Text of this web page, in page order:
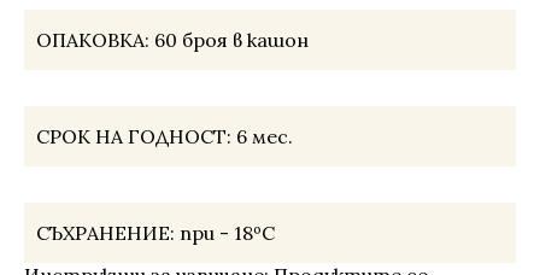
ОПАКОВКА: 60 броя в кашон
СРОК НА ГОДНОСТ: 6 мес.
СЪХРАНЕНИЕ: при - 18ºС